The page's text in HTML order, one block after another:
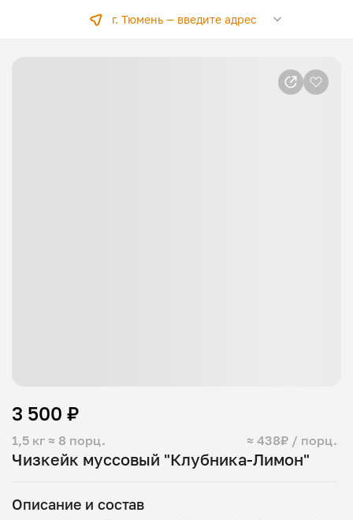
г. Тюмень — введите адрес
Чизкейк муссовый "Клубника-Лимон"
1,5 кг ≈ 8 порц. ≈ 438₽ / порц.
3 500 ₽
Описание и состав